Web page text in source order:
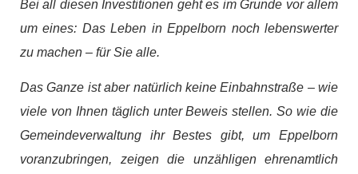
Bei all diesen Investitionen geht es im Grunde vor allem
um eines: Das Leben in Eppelborn noch lebenswerter
zu machen – für Sie alle.
Das Ganze ist aber natürlich keine Einbahnstraße – wie
viele von Ihnen täglich unter Beweis stellen. So wie die
Gemeindeverwaltung ihr Bestes gibt, um Eppelborn
voranzubringen, zeigen die unzähligen ehrenamtlich